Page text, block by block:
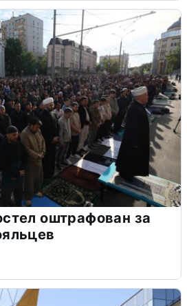
оштрафован за